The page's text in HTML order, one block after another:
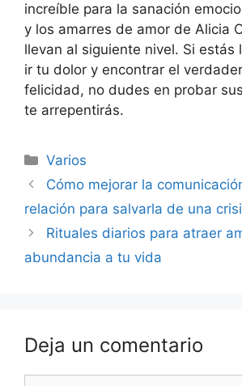
increíble para la sanación
y los amarres de amor de Alicia
llevan al siguiente nivel. Si estás
ir tu dolor y encontrar el
felicidad, no dudes en probar
te arrepentirás.
Categorías
Varios
Navegación
de
entradas
Cómo mejorar la
relación para salvarla de una
Rituales diarios para atraer
abundancia a tu vida
Deja un comentario